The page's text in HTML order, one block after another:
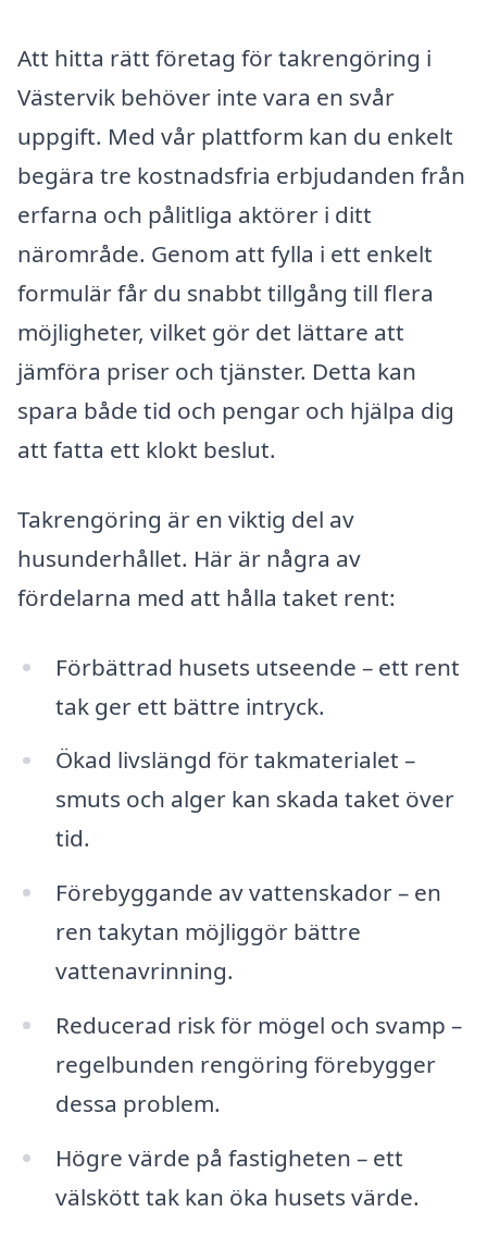
Att hitta rätt företag för takrengöring i
Västervik behöver inte vara en svår
uppgift. Med vår plattform kan du enkelt
begära tre kostnadsfria erbjudanden från
erfarna och pålitliga aktörer i ditt
närområde. Genom att fylla i ett enkelt
formulär får du snabbt tillgång till flera
möjligheter, vilket gör det lättare att
jämföra priser och tjänster. Detta kan
spara både tid och pengar och hjälpa dig
att fatta ett klokt beslut.
Takrengöring är en viktig del av
husunderhållet. Här är några av
fördelarna med att hålla taket rent:
Förbättrad husets utseende – ett rent
tak ger ett bättre intryck.
Ökad livslängd för takmaterialet –
smuts och alger kan skada taket över
tid.
Förebyggande av vattenskador – en
ren takytan möjliggör bättre
vattenavrinning.
Reducerad risk för mögel och svamp –
regelbunden rengöring förebygger
dessa problem.
Högre värde på fastigheten – ett
välskött tak kan öka husets värde.